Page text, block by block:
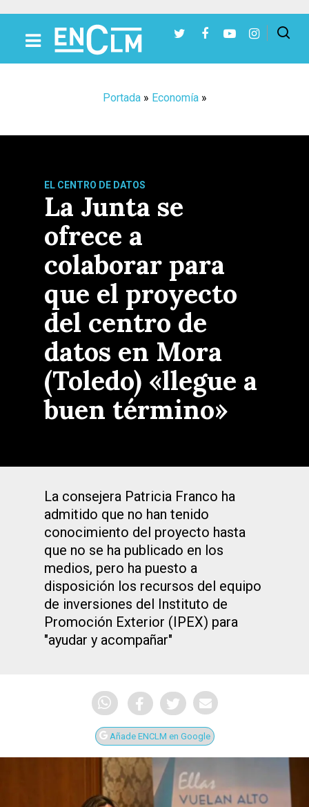
Portada» Economía»
EL CENTRO DE DATOS
La Junta se
ofrece a
colaborar para
que el proyecto
del centro de
datos en Mora
(Toledo) «llegue a
buen término»
La consejera Patricia Franco ha
admitido que no han tenido
conocimiento del proyecto hasta
que no se ha publicado en los
medios, pero ha puesto a
disposición los recursos del equipo
de inversiones del Instituto de
Promoción Exterior (IPEX) para
"ayudar y acompañar"
Añade ENCLM en Google